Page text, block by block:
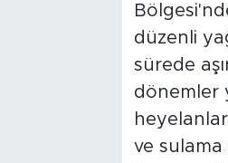
düzenli
sürede
dönemler
ve sulama